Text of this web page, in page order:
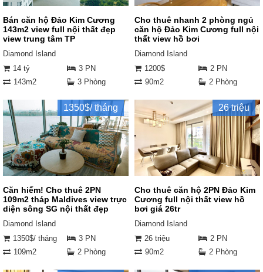
Bán căn hộ Đảo Kim Cương
143m2 view full nội thất đẹp
view trung tâm TP
Diamond Island
14 tỷ
3 PN
143m2
3 Phòng
Cho thuê nhanh 2 phòng ngủ
căn hộ Đảo Kim Cương full nội
thất view hồ bơi
Diamond Island
1200$
2 PN
90m2
2 Phòng
1350$/ tháng
Căn hiếm! Cho thuê 2PN
109m2 tháp Maldives view trực
diện sông SG nội thất đẹp
Diamond Island
1350$/ tháng
3 PN
109m2
2 Phòng
26 triệu
Cho thuê căn hộ 2PN Đảo Kim
Cương full nội thất view hồ
bơi giá 26tr
Diamond Island
26 triệu
2 PN
90m2
2 Phòng